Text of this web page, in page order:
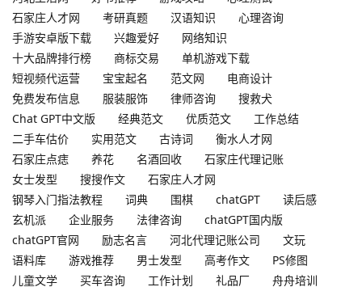
石家庄人才网
考研真题 汉语知识
心理咨询
手游安卓版下载
兴趣爱好
网络知识
十大品牌排行榜
商标交易
单机游戏下载
短视频代运营
宝宝起名 范文网
电商设计
免费发布信息
服装服饰 律师咨询
搜救犬
Chat GPT中文版
经典范文 优质范文
工作总结
二手车估价
实用范文 古诗词
衡水人才网
石家庄点痣
养花 名酒回收
石家庄代理记账
女士发型
搜搜作文
石家庄人才网
钢琴入门指法教程
词典 围棋 chatGPT
读后感
玄机派
企业服务 法律咨询
chatGPT国内版
chatGPT官网
励志名言 河北代理记账公司
文玩
语料库
游戏推荐 男士发型 高考作文
PS修图
儿童文学
买车咨询 工作计划 礼品厂
舟舟培训